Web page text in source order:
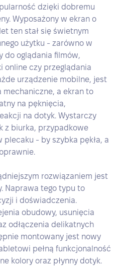
dzięki dobremu
Wyposażony w ekran o
ten stał się świetnym
użytku - zarówno w
do oglądania filmów,
online czy przeglądania
urządzenie mobilne, jest
mechaniczne, a ekran to
na pęknięcia,
na dotyk. Wystarczy
z biurka, przypadkowe
- by szybka pękła, a
rozwiązaniem jest
Naprawa tego typu to
i doświadczenia.
obudowy, usunięcia
odłączenia delikatnych
montowany jest nowy
pełną funkcjonalność
kolory oraz płynny dotyk.